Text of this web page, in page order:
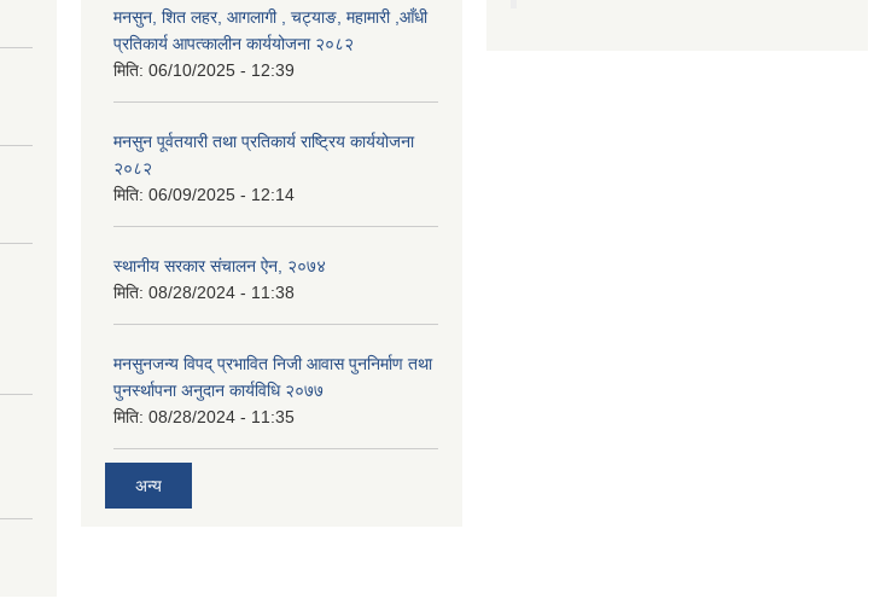
मनसुन, शित लहर, आगलागी , चट्याङ, महामारी ,आँधी
प्रतिकार्य आपत्कालीन कार्ययोजना २०८२
मिति: 06/10/2025 - 12:39
मनसुन पूर्वतयारी तथा प्रतिकार्य राष्ट्रिय कार्ययोजना
२०८२
मिति: 06/09/2025 - 12:14
स्थानीय सरकार संचालन ऐन, २०७४
मिति: 08/28/2024 - 11:38
मनसुनजन्य विपद् प्रभावित निजी आवास पुननिर्माण तथा
पुनर्स्थापना अनुदान कार्यविधि २०७७
मिति: 08/28/2024 - 11:35
अन्य